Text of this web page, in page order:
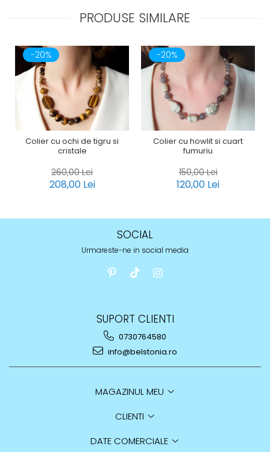
PRODUSE SIMILARE
-20%
Colier cu ochi de tigru si
cristale
260,00 Lei
208,00 Lei
-20%
Colier cu howlit si cuart
fumuriu
150,00 Lei
120,00 Lei
SOCIAL
Urmareste-ne in social media
SUPORT CLIENTI
0730764580
info@belstonia.ro
MAGAZINUL MEU
CLIENTI
DATE COMERCIALE